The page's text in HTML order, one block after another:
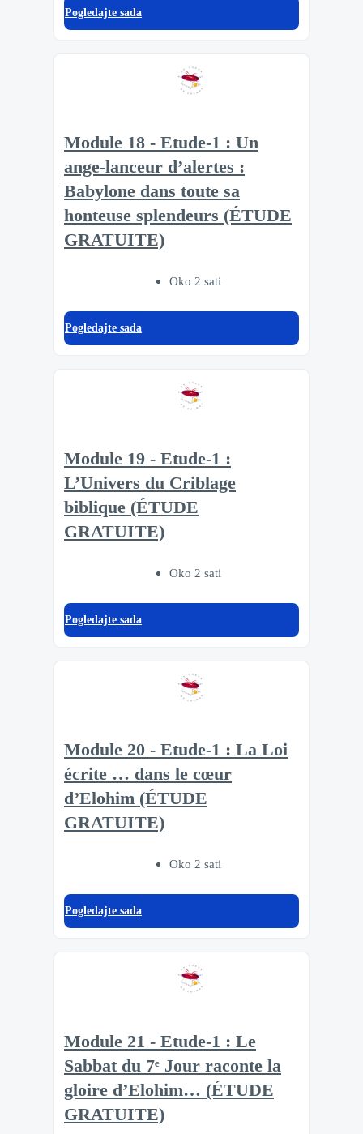
Pogledajte sada
Module 18 - Etude-1 : Un
ange-lanceur d’alertes :
Babylone dans toute sa
honteuse splendeurs (ÉTUDE
GRATUITE)
Oko 2 sati
Pogledajte sada
Module 19 - Etude-1 :
L’Univers du Criblage
biblique (ÉTUDE
GRATUITE)
Oko 2 sati
Pogledajte sada
Module 20 - Etude-1 : La Loi
écrite … dans le cœur
d’Elohim (ÉTUDE
GRATUITE)
Oko 2 sati
Pogledajte sada
Module 21 - Etude-1 : Le
Sabbat du 7ᵉ Jour raconte la
gloire d’Elohim… (ÉTUDE
GRATUITE)